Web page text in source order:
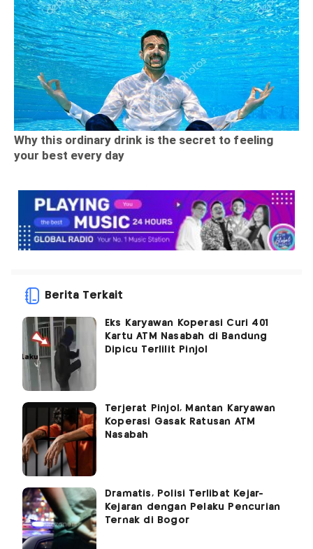
Berita Terkait
Eks Karyawan Koperasi Curi 401
Kartu ATM Nasabah di Bandung
Dipicu Terlilit Pinjol
Terjerat Pinjol, Mantan Karyawan
Koperasi Gasak Ratusan ATM
Nasabah
Dramatis, Polisi Terlibat Kejar-
Kejaran dengan Pelaku Pencurian
Ternak di Bogor